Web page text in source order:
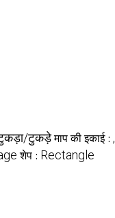
टुकड़े माप की इकाई :
शेप : Rectangle